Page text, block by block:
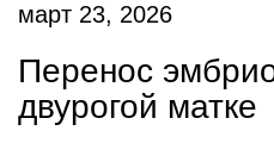
март 23, 2026
Перенос
двурогой матке